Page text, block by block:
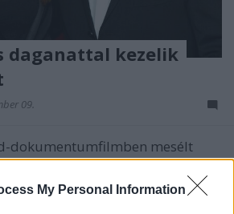
My Personal Information
daganattal kezelik
09.
dokumentumfilmben mesélt
felesége a rákról, amivel